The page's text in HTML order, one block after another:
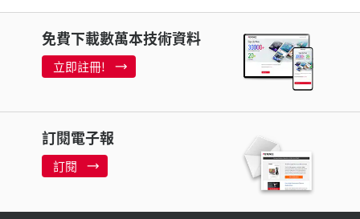
免費下載數萬本技術資料
立即註冊!
訂閱電子報
訂閱